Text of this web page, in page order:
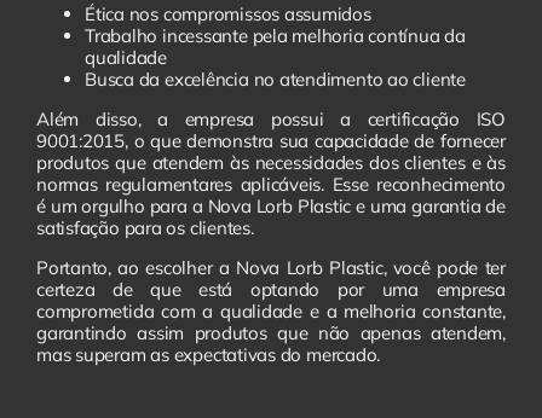
Ética nos compromissos assumidos
Trabalho incessante pela melhoria contínua da
qualidade
Busca da excelência no atendimento ao cliente
Além disso, a empresa possui a certificação ISO
9001:2015, o que demonstra sua capacidade de fornecer
produtos que atendem às necessidades dos clientes e às
normas regulamentares aplicáveis. Esse reconhecimento
é um orgulho para a Nova Lorb Plastic e uma garantia de
satisfação para os clientes.
Portanto, ao escolher a Nova Lorb Plastic, você pode ter
certeza de que está optando por uma empresa
comprometida com a qualidade e a melhoria constante,
garantindo assim produtos que não apenas atendem,
mas superam as expectativas do mercado.